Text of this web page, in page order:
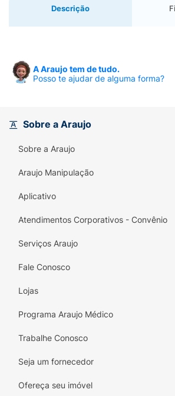
Descrição
A Araujo tem de tudo.
Posso te ajudar de alguma forma?
Sobre a Araujo
Sobre a Araujo
Araujo Manipulação
Aplicativo
Atendimentos Corporativos - Convênio
Serviços Araujo
Fale Conosco
Lojas
Programa Araujo Médico
Trabalhe Conosco
Seja um fornecedor
Ofereça seu imóvel